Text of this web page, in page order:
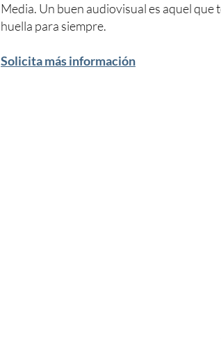
Media. Un buen audiovisual es aquel que
huella para siempre.
Solicita más información